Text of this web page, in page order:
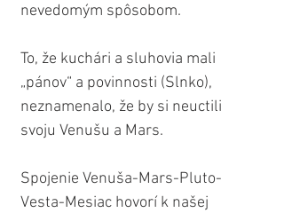
nevedomým spôsobom.
To, že kuchári a sluhovia mali
„pánov“ a povinnosti (Slnko),
neznamenalo, že by si neuctili
svoju Venušu a Mars.
Spojenie Venuša-Mars-Pluto-
Vesta-Mesiac hovorí k našej